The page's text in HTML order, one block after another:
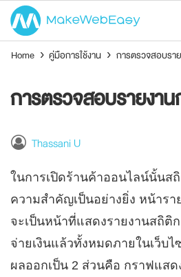
Home › คู่มือการใช้งาน › การตรวจสอบรา
การตรวจสอบรายงา
Thassani U
ในการเปิดร้านค้าออนไลน์นั้นส
ความสำคัญเป็นอย่างยิ่ง หน้าร
จะเป็นหน้าที่แสดงรายงานสถิติ
จ่ายเงินแล้วทั้งหมดภายในเว็บ
ผลออกเป็น 2 ส่วนคือ กราฟแส